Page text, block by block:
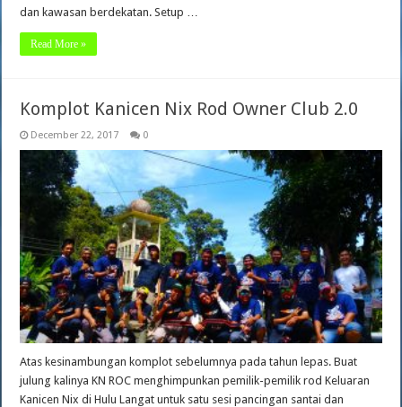
dan kawasan berdekatan. Setup …
Read More »
Komplot Kanicen Nix Rod Owner Club 2.0
December 22, 2017 0
Atas kesinambungan komplot sebelumnya pada tahun lepas. Buat
julung kalinya KN ROC menghimpunkan pemilik-pemilik rod Keluaran
Kanicen Nix di Hulu Langat untuk satu sesi pancingan santai dan